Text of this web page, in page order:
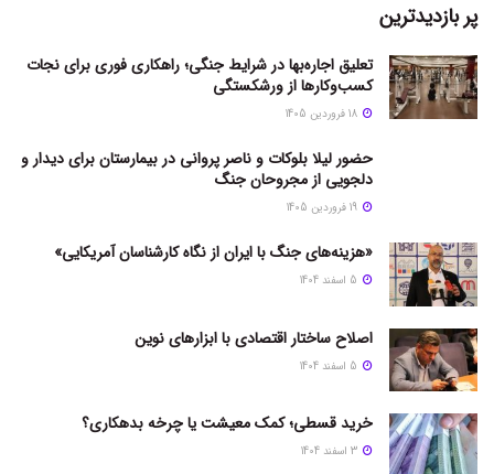
پر بازدیدترین
تعلیق اجاره‌بها در شرایط جنگی؛ راهکاری فوری برای نجات
کسب‌وکارها از ورشکستگی
حضور لیلا بلوکات و ناصر پروانی در بیمارستان برای دیدار و
دلجویی از مجروحان جنگ
«هزینه‌های جنگ با ایران از نگاه کارشناسان آمریکایی»
اصلاح ساختار اقتصادی با ابزارهای نوین
خرید قسطی؛ کمک معیشت یا چرخه بدهکاری؟